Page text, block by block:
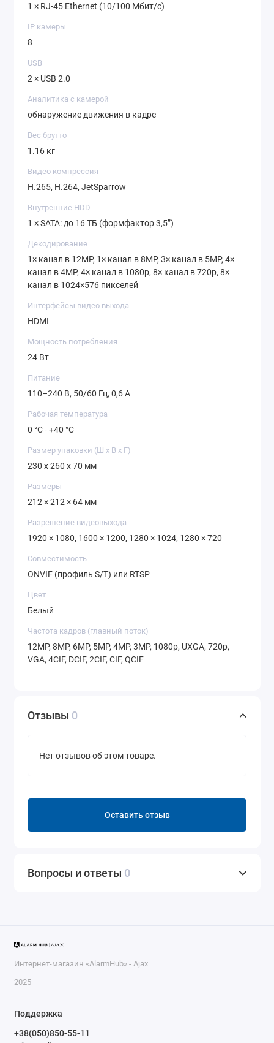
1 × RJ-45 Ethernet (10/100 Мбит/с)
IP камеры
8
USB
2 × USB 2.0
Аналитика с камерой
обнаружение движения в кадре
Вес брутто
1.16 кг
Видео компрессия
H.265, H.264, JetSparrow
Внутренние HDD
1 × SATA: до 16 ТБ (формфактор 3,5”)
Декодирование
1× канал в 12MP, 1× канал в 8MP, 3× канал в 5MP, 4×
канал в 4MP, 4× канал в 1080p, 8× канал в 720p, 8×
канал в 1024×576 пикселей
Интерфейсы видео выхода
HDMI
Мощность потребления
24 Вт
Питание
110–240 В, 50/60 Гц, 0,6 A
Рабочая температура
0 °C - +40 °C
Размер упаковки (Ш х В х Г)
230 x 260 x 70 мм
Размеры
212 × 212 × 64 мм
Разрешение видеовыхода
1920 × 1080, 1600 × 1200, 1280 × 1024, 1280 × 720
Совместимость
ONVIF (профиль S/T) или RTSP
Цвет
Белый
Частота кадров (главный поток)
12MP, 8MP, 6MP, 5MP, 4MP, 3MP, 1080p, UXGA, 720p,
VGA, 4CIF, DCIF, 2CIF, CIF, QCIF
Отзывы 0
Нет отзывов об этом товаре.
Оставить отзыв
Вопросы и ответы 0
Интернет-магазин «AlarmHub» - Ajax
2025
Поддержка
+38(050)850-55-11